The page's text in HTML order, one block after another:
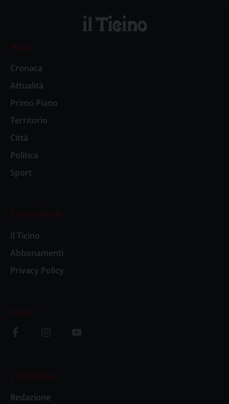
News
Cronaca
Attualità
Primo Piano
Territorio
Città
Politica
Sport
Il settimanale
Il Ticino
Abbonamenti
Privacy Policy
Social
L’editoriale
Redazione